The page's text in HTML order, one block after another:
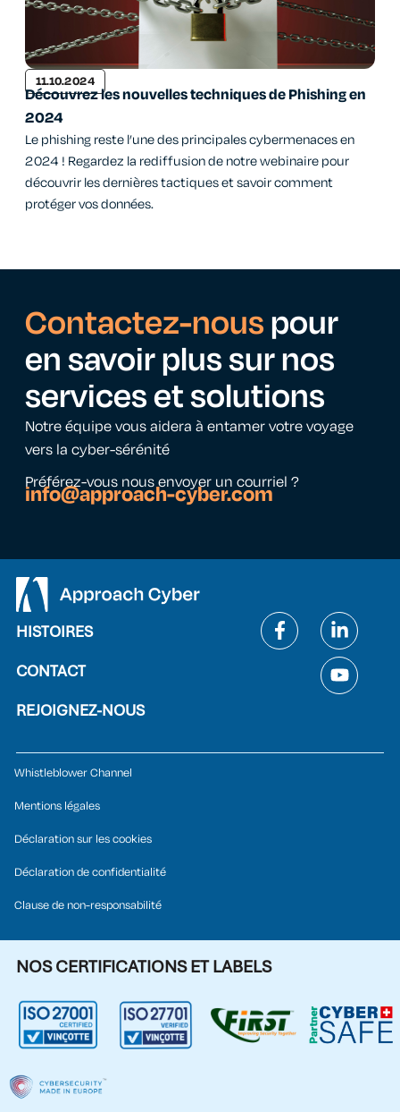
11.10.2024
Découvrez les nouvelles techniques de Phishing en
2024
Le phishing reste l’une des principales cybermenaces en
2024 ! Regardez la rediffusion de notre webinaire pour
découvrir les dernières tactiques et savoir comment
protéger vos données.
Contactez-nouspour
en savoir plus sur nos
services et solutions
Notre équipe vous aidera à entamer votre voyage
vers la cyber-sérénité
Préférez-vous nous envoyer un courriel ?
info@approach-cyber.com
HISTOIRES
CONTACT
REJOIGNEZ-NOUS
Whistleblower Channel
Mentions légales
Déclaration sur les cookies
Déclaration de confidentialité
Clause de non-responsabilité
NOS CERTIFICATIONS ET LABELS